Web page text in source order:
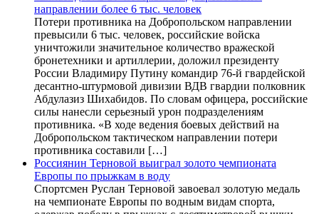
направлении более 6 тыс. человек
Потери противника на Добропольском направлении
превысили 6 тыс. человек, российские войска
уничтожили значительное количество вражеской
бронетехники и артиллерии, доложил президенту
России Владимиру Путину командир 76-й гвардейской
десантно-штурмовой дивизии ВДВ гвардии полковник
Абдулазиз Шихабидов. По словам офицера, российские
силы нанесли серьезный урон подразделениям
противника. «В ходе ведения боевых действий на
Добропольском тактическом направлении потери
противника составили […]
Россиянин Терновой выиграл золото чемпионата
Европы по прыжкам в воду
Спортсмен Руслан Терновой завоевал золотую медаль
на чемпионате Европы по водным видам спорта,